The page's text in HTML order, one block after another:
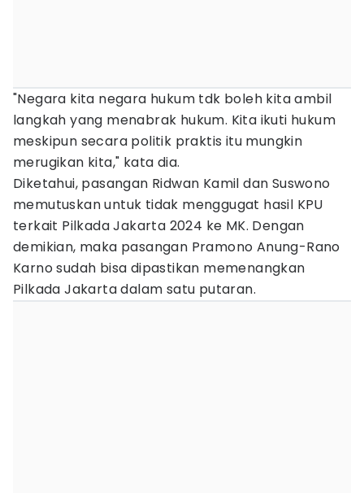
"Negara kita negara hukum tdk boleh kita ambil
langkah yang menabrak hukum. Kita ikuti hukum
meskipun secara politik praktis itu mungkin
merugikan kita," kata dia.
Diketahui, pasangan Ridwan Kamil dan Suswono
memutuskan untuk tidak menggugat hasil KPU
terkait Pilkada Jakarta 2024 ke MK. Dengan
demikian, maka pasangan Pramono Anung-Rano
Karno sudah bisa dipastikan memenangkan
Pilkada Jakarta dalam satu putaran.